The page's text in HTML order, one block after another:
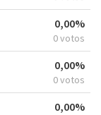
0,00%
0 votos
0,00%
0 votos
0,00%